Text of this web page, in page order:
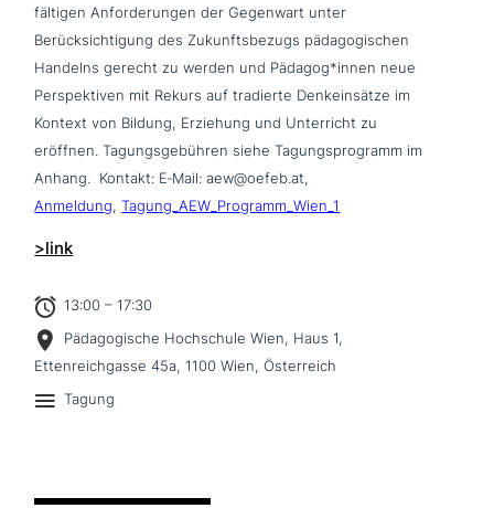
fäl­ti­gen Anforderungen der Gegenwart unter
Berücksichtigung des Zukunftsbezugs päd­ago­gi­schen
Handelns gerecht zu werden und Pädagog*innen neue
Perspektiven mit Rekurs auf tradierte Denkeinsätze im
Kontext von Bildung, Erziehung und Unterricht zu
eröffnen. Tagungsgebühren siehe Tagungsprogramm im
Anhang. Kontakt: E‑Mail: aew@oefeb.at,
Anmeldung,Tagung_AEW_Programm_Wien_1
>link
13:00 – 17:30
Pädagogische Hochschule Wien, Haus 1,
Ettenreichgasse 45a, 1100 Wien, Österreich
Tagung